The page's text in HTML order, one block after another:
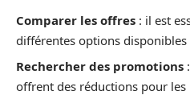
Comparer les offres : il est
différentes options
Rechercher des promotions
offrent des réductions pour